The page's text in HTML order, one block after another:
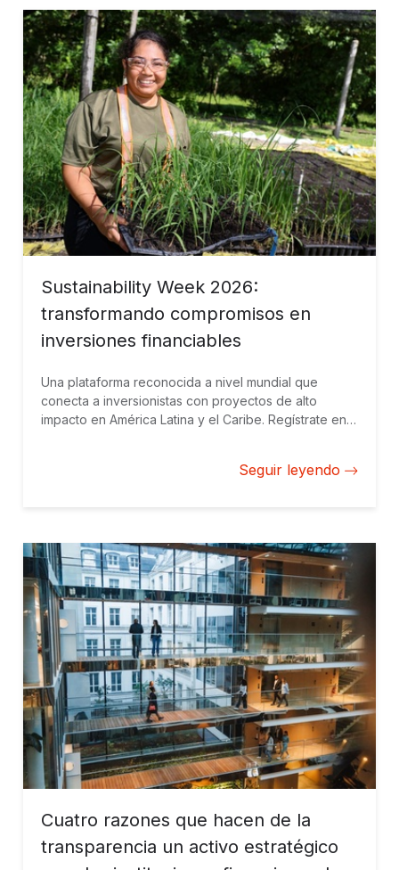
Sustainability Week 2026:
transformando compromisos en
inversiones financiables
Una plataforma reconocida a nivel mundial que
conecta a inversionistas con proyectos de alto
impacto en América Latina y el Caribe. Regístrate en
Seguir leyendo
Cuatro razones que hacen de la
transparencia un activo estratégico